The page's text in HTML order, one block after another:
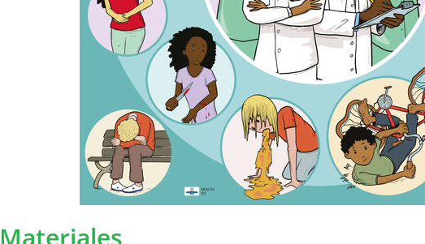
Materiales
es necesario, le pediremos nuevamente su permiso.
Recopilación de datos
¿Por qué recopilamos sus datos
Recopilamos sus datos personales para poder ofrecer
usuarios servicios aún mejores.
Con algunos datos personales, conocemos mejor a
podemos asegurarnos de adaptar nuestros servicios lo